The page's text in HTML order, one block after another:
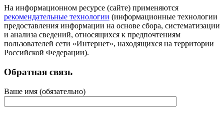
На информационном ресурсе (сайте) применяются
рекомендательные технологии (информационные технологии
предоставления информации на основе сбора, систематизации
и анализа сведений, относящихся к предпочтениям
пользователей сети «Интернет», находящихся на территории
Российской Федерации).
Обратная связь
Ваше имя (обязательно)